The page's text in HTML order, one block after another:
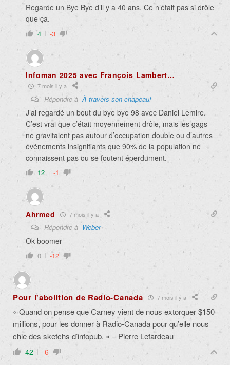
Regarde un Bye Bye d’il y a 40 ans. Ce n’était pas si drôle
que ça.
4 -3
Infoman 2025 avec François Lambert…
7 mois il y a
Répondre àÀ travers son chapeau!
J’ai regardé un bout du bye bye 98 avec Daniel Lemire.
C’est vrai que c’était moyennement drôle, mais les gags
ne gravitaient pas autour d’occupation double ou d’autres
événements insignifiants que 90% de la population ne
connaissent pas ou se foutent éperdument.
12 -1
Ahrmed 7 mois il y a
Répondre à Weber
Ok boomer
0 -12
Pour l'abolition de Radio-Canada 7 mois il y a
« Quand on pense que Carney vient de nous extorquer $150
millions, pour les donner à Radio-Canada pour qu’elle nous
chie des sketchs d’infopub. » – Pierre Lefardeau
42 -6